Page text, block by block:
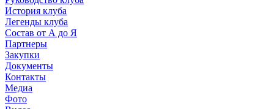
История клуба
Легенды клуба
Состав от А до Я
Партнеры
Закупки
Документы
Контакты
Медиа
Фото